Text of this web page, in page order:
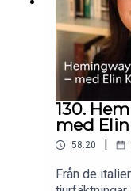
130.
med
58:20
Från de